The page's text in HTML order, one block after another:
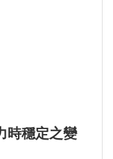
時穩定之變